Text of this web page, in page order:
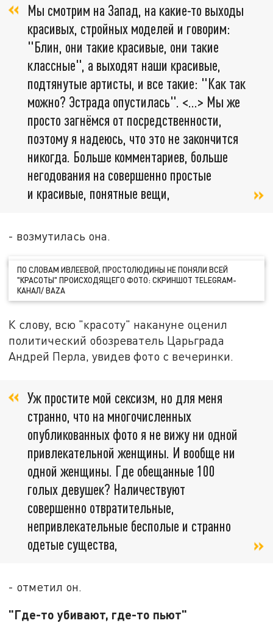
Мы смотрим на Запад, на какие-то выходы
красивых, стройных моделей и говорим:
"Блин, они такие красивые, они такие
классные", а выходят наши красивые,
подтянутые артисты, и все такие: "Как так
можно? Эстрада опустилась". <…> Мы же
просто загнёмся от посредственности,
поэтому я надеюсь, что это не закончится
никогда. Больше комментариев, больше
негодования на совершенно простые
и красивые, понятные вещи,
- возмутилась она.
ПО СЛОВАМ ИВЛЕЕВОЙ, ПРОСТОЛЮДИНЫ НЕ ПОНЯЛИ ВСЕЙ
"КРАСОТЫ" ПРОИСХОДЯЩЕГО ФОТО: СКРИНШОТ TELEGRAM-
КАНАЛ/ BAZA
К слову, всю "красоту" накануне оценил
политический обозреватель Царьграда
Андрей Перла, увидев фото с вечеринки.
Уж простите мой сексизм, но для меня
странно, что на многочисленных
опубликованных фото я не вижу ни одной
привлекательной женщины. И вообще ни
одной женщины. Где обещанные 100
голых девушек? Наличествуют
совершенно отвратительные,
непривлекательные бесполые и странно
одетые существа,
- отметил он.
"Где-то убивают, где-то пьют"